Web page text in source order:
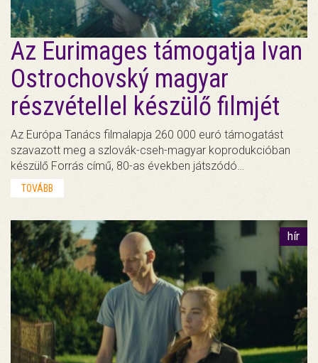
Az Eurimages támogatja Ivan
Ostrochovský magyar
részvétellel készülő filmjét
Az Európa Tanács filmalapja 260 000 euró támogatást
szavazott meg a szlovák-cseh-magyar koprodukcióban
készülő Forrás című, 80-as években játszódó…
TOVÁBB
hír